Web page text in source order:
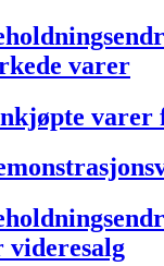
varer
varer